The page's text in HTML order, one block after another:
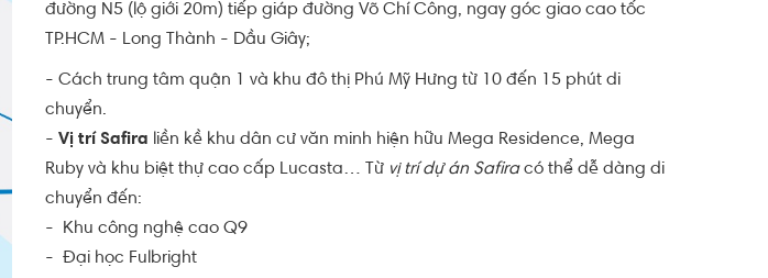
đường N5 (lộ giới 20m) tiếp giáp đường Võ Chí Công, ngay góc giao cao tốc
TP.HCM - Long Thành - Dầu Giây;
- Cách trung tâm quận 1 và khu đô thị Phú Mỹ Hưng từ 10 đến 15 phút di
chuyển.
- Vị trí Safira liền kề khu dân cư văn minh hiện hữu Mega Residence, Mega
Ruby và khu biệt thự cao cấp Lucasta… Từ vị trí dự án Safiracó thể dễ dàng di
chuyển đến:
- Khu công nghệ cao Q9
- Đại học Fulbright